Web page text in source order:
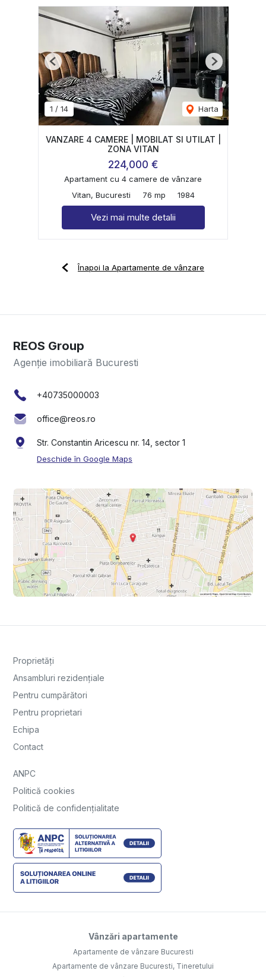
1 / 14 Harta
Previous Next
VANZARE 4 CAMERE | MOBILAT SI UTILAT |
ZONA VITAN
224,000 €
Apartament cu 4 camere de vânzare
Vitan, Bucuresti
76 mp 1984
Vezi mai multe detalii
Înapoi la Apartamente de vânzare
REOS Group
Agenție imobiliară Bucuresti
+40735000003
office@reos.ro
Str. Constantin Aricescu nr. 14, sector 1
Deschide în Google Maps
Proprietăți
Ansambluri rezidențiale
Pentru cumpărători
Pentru proprietari
Echipa
Contact
ANPC
Politică cookies
Politică de confidențialitate
Vânzări apartamente
Apartamente de vânzare Bucuresti
Apartamente de vânzare Bucuresti, Tineretului